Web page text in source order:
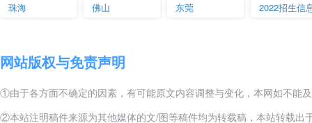
珠海 佛山 东莞 2022招生信
网站版权与免责声明
①由于各方面不确定的因素，有可能原文内容调整与变化，本网如不能
②本站注明稿件来源为其他媒体的文/图等稿件均为转载稿，本站转载